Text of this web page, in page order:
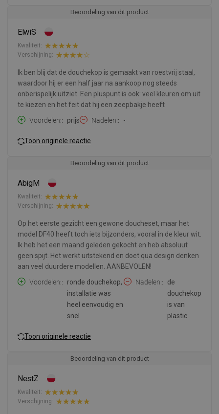
Beoordeling van dit product
ElwiS
Kwaliteit:
Verschijning:
Ik ben blij dat de douchekop is gemaakt van roestvrij staal,
waardoor hij er een half jaar na aankoop nog steeds
onberispelijk uitziet. Een pluspunt is ook: veel kleuren om uit
te kiezen en het feit dat hij een zeepbakje heeft
Voordelen:
prijs Nadelen: -
Toon originele reactie
Beoordeling van dit product
AbigM
Kwaliteit:
Verschijning:
Op het eerste gezicht een gewone doucheset, maar het
model DF40 heeft toch iets bijzonders, vooral in de kleur wit.
Ik heb het een maand geleden gekocht en heb absoluut
geen spijt. Het werkt uitstekend en doet qua design denken
aan veel duurdere modellen. AANBEVOLEN!
Voordelen:
ronde douchekop,
installatie was
heel eenvoudig en
snel
Nadelen:
de
douchekop
is van
plastic
Toon originele reactie
Beoordeling van dit product
NestZ
Kwaliteit:
Verschijning: